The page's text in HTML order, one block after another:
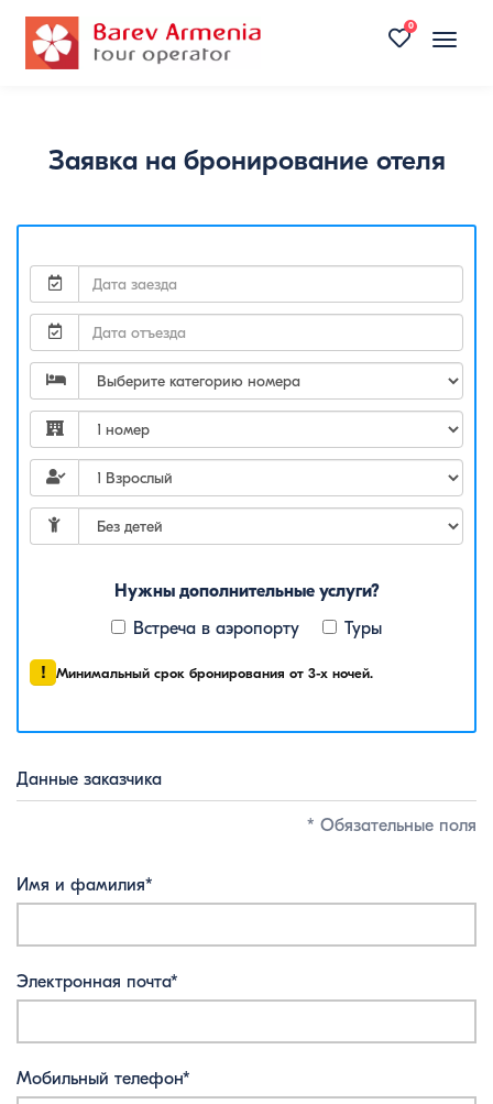
Toggle
0
Заявка на бронирование отеля
Нужны дополнительные услуги?
Встреча в аэропорту
Туры
! Минимальный срок бронирования от 3-х ночей.
Данные заказчика
* Обязательные поля
Имя и фамилия*
Электронная почта*
Мобильный телефон*